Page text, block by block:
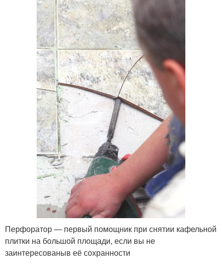
Перфоратор — первый помощник при снятии кафельной
плитки на большой площади, если вы не
заинтересованыв её сохранности